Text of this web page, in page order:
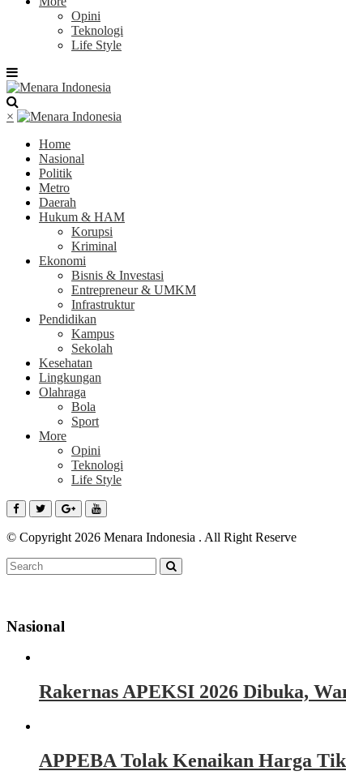
Opini
Teknologi
Life Style
×
Home
Nasional
Politik
Metro
Daerah
Hukum & HAM
Korupsi
Kriminal
Ekonomi
Bisnis & Investasi
Entrepreneur & UMKM
Infrastruktur
Pendidikan
Kampus
Sekolah
Kesehatan
Lingkungan
Olahraga
Bola
Sport
More
Opini
Teknologi
Life Style
© Copyright 2026 Menara Indonesia . All Right Reserve
Nasional
Rakernas APEKSI 2026 Dibuka,
APPEBA Tolak Kenaikan Harga